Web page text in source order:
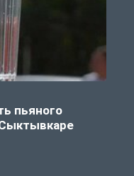
пьяного